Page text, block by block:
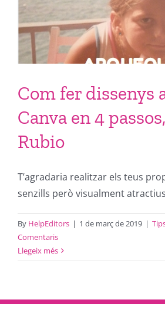
Com fer dissenys
Canva en 4
Rubio
T’agradaria realitzar els teus
senzills però visualment
By HelpEditors | 1 de març de 2019 |
Comentaris
Llegeix més